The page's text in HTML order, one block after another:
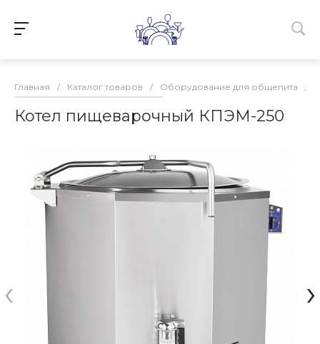
Главная / Каталог товаров / Оборудование для общепита /
Котел пищеварочный КПЭМ-250
‹ ›